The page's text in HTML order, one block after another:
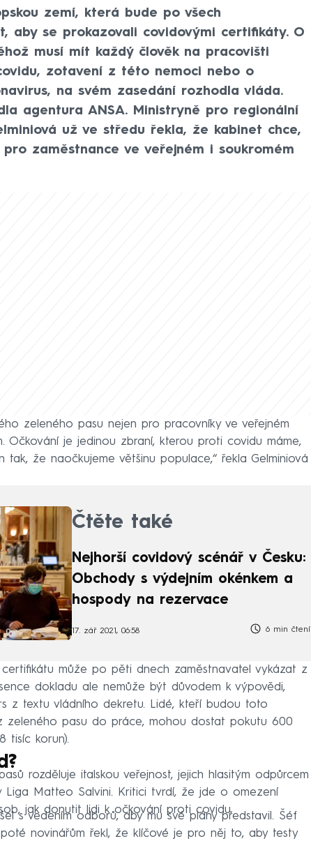
zemí, která bude po všech
aby se prokazovali covidovými certifikáty. O
musí mít každý člověk na pracovišti
zotavení z této nemoci nebo o
na svém zasedání rozhodla vláda.
agentura ANSA. Ministryně pro regionální
už ve středu řekla, že kabinet chce,
zaměstnance ve veřejném i soukromém
zeleného pasu nejen pro pracovníky ve veřejném
Očkování je jedinou zbraní, kterou proti covidu máme,
že naočkujeme většinu populace,“ řekla Gelminiová
Čtěte také
Nejhorší covidový scénář v Česku:
Obchody s výdejním okénkem a
hospody na rezervace
17. zář 2021, 06:58 6 min čtení
může po pěti dnech zaměstnavatel vykázat z
dokladu ale nemůže být důvodem k výpovědi,
z textu vládního dekretu. Lidé, kteří budou toto
zeleného pasu do práce, mohou dostat pokutu 600
tisíc korun).
rozděluje italskou veřejnost, jejich hlasitým odpůrcem
Liga Matteo Salvini. Kritici tvrdí, že jde o omezení
jak donutit lidi k očkování proti covidu.
s vedením odborů, aby mu své plány představil. Šéf
novinářům řekl, že klíčové je pro něj to, aby testy